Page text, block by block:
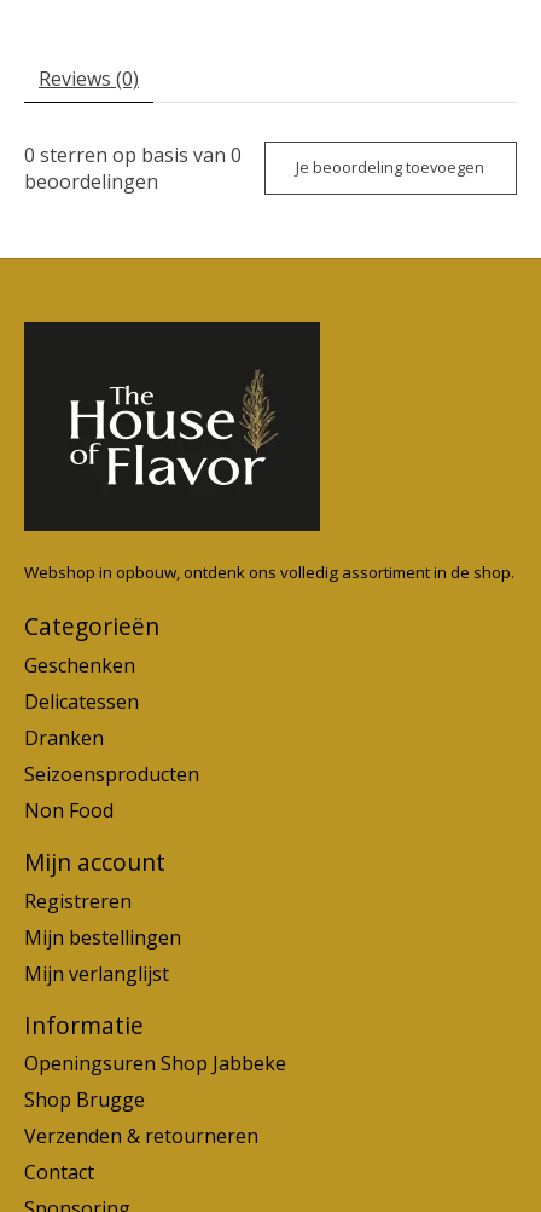
Reviews (0)
0 sterren op basis van 0
beoordelingen
Je beoordeling toevoegen
Webshop in opbouw, ontdenk ons volledig assortiment in de shop.
Categorieën
Geschenken
Delicatessen
Dranken
Seizoensproducten
Non Food
Mijn account
Registreren
Mijn bestellingen
Mijn verlanglijst
Informatie
Openingsuren Shop Jabbeke
Shop Brugge
Verzenden & retourneren
Contact